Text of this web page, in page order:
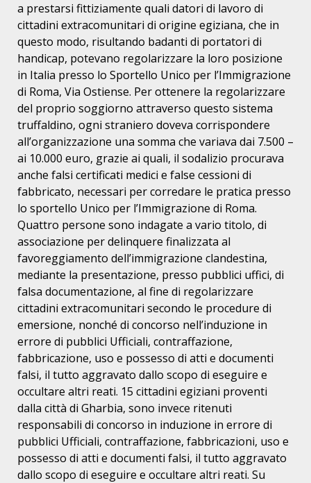
a prestarsi fittiziamente quali datori di lavoro di
cittadini extracomunitari di origine egiziana, che in
questo modo, risultando badanti di portatori di
handicap, potevano regolarizzare la loro posizione
in Italia presso lo Sportello Unico per l’Immigrazione
di Roma, Via Ostiense. Per ottenere la regolarizzare
del proprio soggiorno attraverso questo sistema
truffaldino, ogni straniero doveva corrispondere
all’organizzazione una somma che variava dai 7.500 –
ai 10.000 euro, grazie ai quali, il sodalizio procurava
anche falsi certificati medici e false cessioni di
fabbricato, necessari per corredare le pratica presso
lo sportello Unico per l’Immigrazione di Roma.
Quattro persone sono indagate a vario titolo, di
associazione per delinquere finalizzata al
favoreggiamento dell’immigrazione clandestina,
mediante la presentazione, presso pubblici uffici, di
falsa documentazione, al fine di regolarizzare
cittadini extracomunitari secondo le procedure di
emersione, nonché di concorso nell’induzione in
errore di pubblici Ufficiali, contraffazione,
fabbricazione, uso e possesso di atti e documenti
falsi, il tutto aggravato dallo scopo di eseguire e
occultare altri reati. 15 cittadini egiziani proventi
dalla città di Gharbia, sono invece ritenuti
responsabili di concorso in induzione in errore di
pubblici Ufficiali, contraffazione, fabbricazioni, uso e
possesso di atti e documenti falsi, il tutto aggravato
dallo scopo di eseguire e occultare altri reati. Su